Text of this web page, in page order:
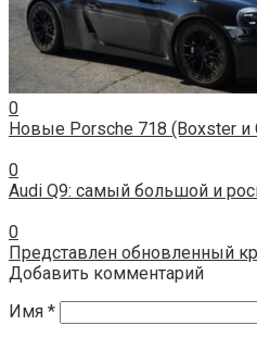
0
Новые Porsche 718 (Boxster и
0
Audi Q9: самый большой и
0
Представлен обновленный
Добавить комментарий
Имя *